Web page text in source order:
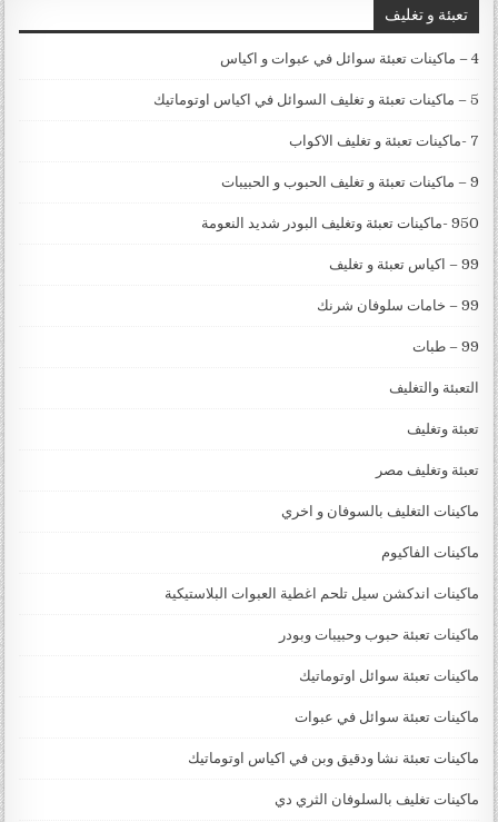
تعبئة و تغليف
4 – ماكينات تعبئة سوائل في عبوات و اكياس
5 – ماكينات تعبئة و تغليف السوائل في اكياس اوتوماتيك
7 -ماكينات تعبئة و تغليف الاكواب
9 – ماكينات تعبئة و تغليف الحبوب و الحبيبات
950 -ماكينات تعبئة وتغليف البودر شديد النعومة
99 – اكياس تعبئة و تغليف
99 – خامات سلوفان شرنك
99 – طبات
التعبئة والتغليف
تعبئة وتغليف
تعبئة وتغليف مصر
ماكينات التغليف بالسوفان و اخري
ماكينات الفاكيوم
ماكينات اندكشن سيل تلحم اغطية العبوات البلاستيكية
ماكينات تعبئة حبوب وحبيبات وبودر
ماكينات تعبئة سوائل اوتوماتيك
ماكينات تعبئة سوائل في عبوات
ماكينات تعبئة نشا ودقيق وبن في اكياس اوتوماتيك
ماكينات تغليف بالسلوفان الثري دي